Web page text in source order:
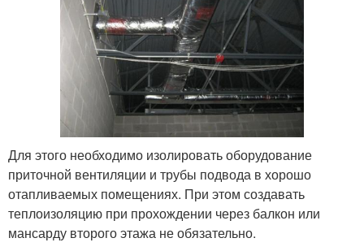
Для этого необходимо изолировать оборудование
приточной вентиляции и трубы подвода в хорошо
отапливаемых помещениях. При этом создавать
теплоизоляцию при прохождении через балкон или
мансарду второго этажа не обязательно.